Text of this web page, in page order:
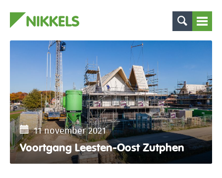
11 november 2021
Voortgang Leesten-Oost Zutphen